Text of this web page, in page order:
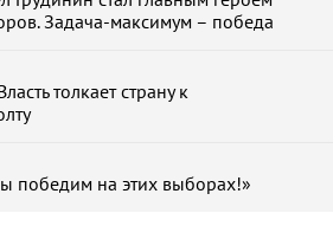
Задача-максимум – победа
толкает страну к
победим на этих выборах!»